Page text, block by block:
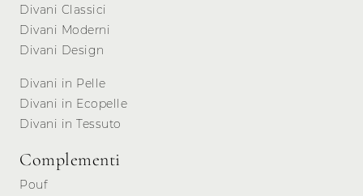
Divani Classici
Divani Moderni
Divani Design
Divani in Pelle
Divani in Ecopelle
Divani in Tessuto
Complementi
Pouf